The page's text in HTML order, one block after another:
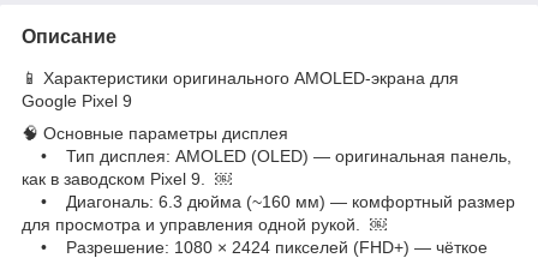
Описание
📱 Характеристики оригинального AMOLED-экрана для
Google Pixel 9
🧠 Основные параметры дисплея
• Тип дисплея: AMOLED (OLED) — оригинальная панель,
как в заводском Pixel 9. ￼
• Диагональ: 6.3 дюйма (~160 мм) — комфортный размер
для просмотра и управления одной рукой. ￼
• Разрешение: 1080 × 2424 пикселей (FHD+) — чёткое